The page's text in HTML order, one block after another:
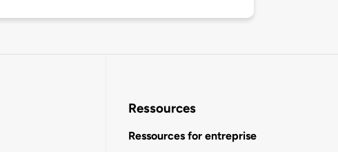
Ressources
Ressources for entreprise